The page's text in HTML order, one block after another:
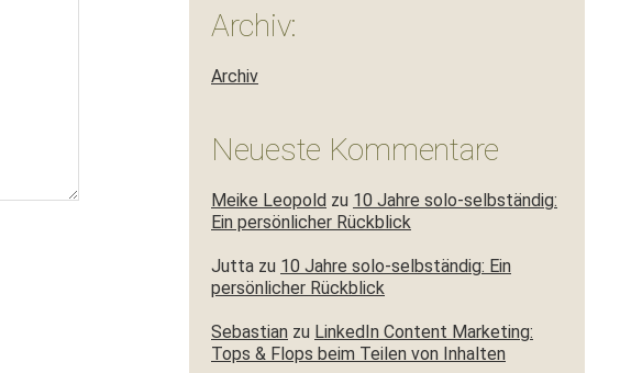
Archiv:
Archiv
Neueste Kommentare
Meike Leopold zu 10 Jahre solo-selbständig:
Ein persönlicher Rückblick
Jutta zu 10 Jahre solo-selbständig: Ein
persönlicher Rückblick
Sebastian zu LinkedIn Content Marketing:
Tops & Flops beim Teilen von Inhalten